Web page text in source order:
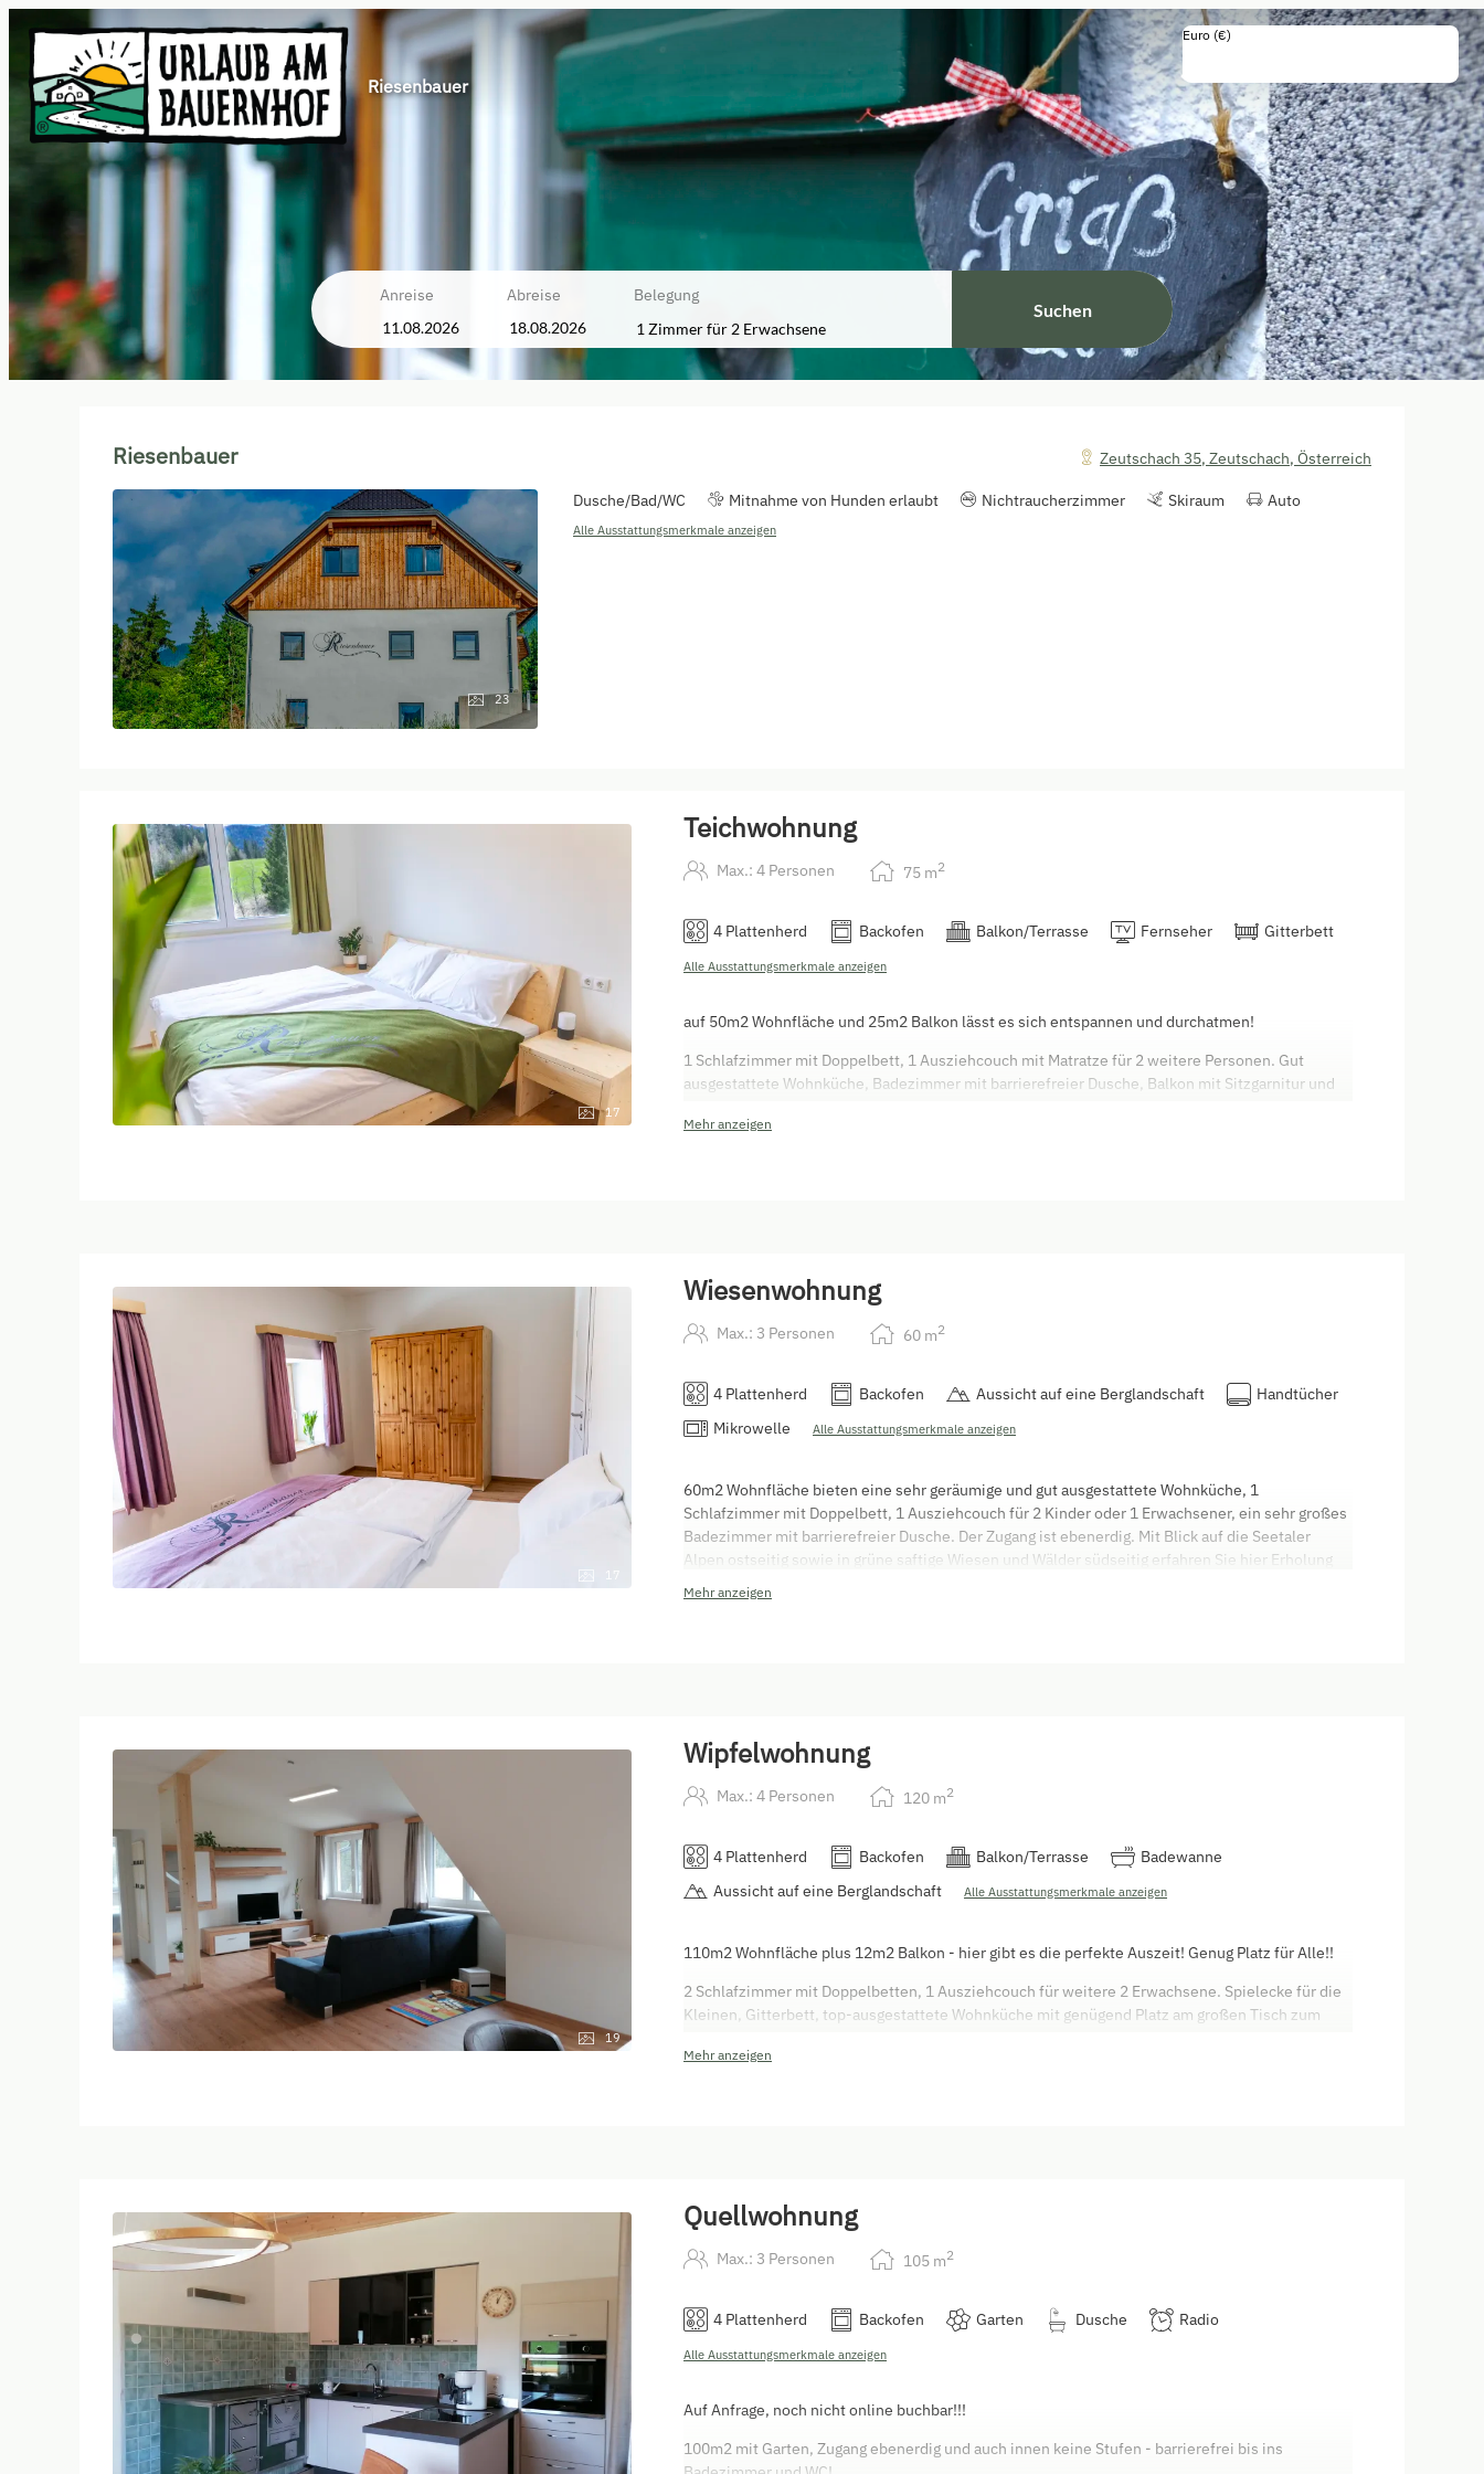
Riesenbauer
Anreise Abreise Belegung
1 Zimmerfür 2 Erwachsene
Suchen
Euro (€)
Riesenbauer Zeutschach 35, Zeutschach, Österreich
23
Dusche/Bad/WC Mitnahme von Hunden erlaubt Nichtraucherzimmer Skiraum Auto
Alle Ausstattungsmerkmale anzeigen
17
Teichwohnung
Max.: 4 Personen 75 m2
4 Plattenherd Backofen Balkon/Terrasse Fernseher Gitterbett
Alle Ausstattungsmerkmale anzeigen
auf 50m2 Wohnfläche und 25m2 Balkon lässt es sich entspannen und durchatmen!
1 Schlafzimmer mit Doppelbett, 1 Ausziehcouch mit Matratze für 2 weitere Personen. Gut
ausgestattete Wohnküche, Badezimmer mit barrierefreier Dusche, Balkon mit Sitzgarnitur und
Mehr anzeigen
17
Wiesenwohnung
Max.: 3 Personen 60 m2
4 Plattenherd Backofen Aussicht auf eine Berglandschaft
Handtücher
Mikrowelle
Alle Ausstattungsmerkmale anzeigen
60m2 Wohnfläche bieten eine sehr geräumige und gut ausgestattete Wohnküche, 1
Schlafzimmer mit Doppelbett, 1 Ausziehcouch für 2 Kinder oder 1 Erwachsener, ein sehr großes
Badezimmer mit barrierefreier Dusche. Der Zugang ist ebenerdig. Mit Blick auf die Seetaler
Alpen ostseitig sowie in grüne saftige Wiesen und Wälder südseitig erfahren Sie hier Erholung
PUR inmitten vom Naturpark.
Mehr anzeigen
19
Wipfelwohnung
Max.: 4 Personen 120 m2
4 Plattenherd Backofen Balkon/Terrasse
Badewanne
Aussicht auf eine Berglandschaft
Alle Ausstattungsmerkmale anzeigen
110m2 Wohnfläche plus 12m2 Balkon - hier gibt es die perfekte Auszeit! Genug Platz für Alle!!
2 Schlafzimmer mit Doppelbetten, 1 Ausziehcouch für weitere 2 Erwachsene. Spielecke für die
Kleinen, Gitterbett, top-ausgestattete Wohnküche mit genügend Platz am großen Tisch zum
Stunden in der Abendsonne mit Blick auf Grasluppteich, Muhrenteich und die schöne
Mehr anzeigen
Quellwohnung
Max.: 3 Personen 105 m2
4 Plattenherd Backofen Garten Dusche Radio
Alle Ausstattungsmerkmale anzeigen
Auf Anfrage, noch nicht online buchbar!!!
100m2 mit Garten, Zugang ebenerdig und auch innen keine Stufen - barrierefrei bis ins